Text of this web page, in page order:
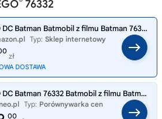
76332
LEGO DC Batman Batmobil z filmu Batman 76332 | Model kolekcjonerski, pojazd z minifigurką, prezent dla fana Batmana 9+,
Typ: Sklep internetowy
zł
DOSTAWA
LEGO DC Batman 76332 Batmobil z filmu Batman
Typ: Porównywarka cen
00